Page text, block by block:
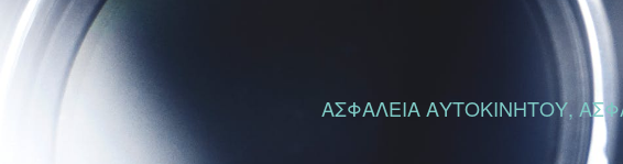
ΑΣΦΑΛΕΙΑ ΑΥΤΟΚΙΝΗΤΟΥ,